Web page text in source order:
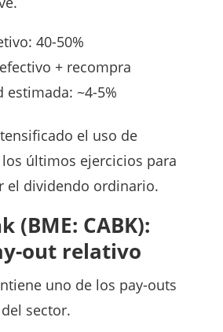
40-50%
+ recompra
estimada: ~4-5%
el uso de
últimos ejercicios para
el dividendo ordinario.
(BME: CABK):
out relativo
uno de los pay-outs
sector.